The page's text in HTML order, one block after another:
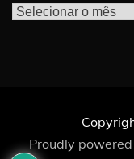
Arquivos
Proudly